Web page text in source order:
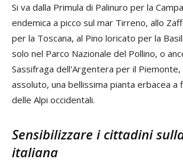
Si va dalla Primula di Palinuro per la
endemica a picco sul mar Tirreno, allo
per la Toscana, al Pino loricato per la
solo nel Parco Nazionale del Pollino, o
Sassifraga dell'Argentera per il Piemonte,
assoluto, una bellissima pianta erbacea a
delle Alpi occidentali.
Sensibilizzare i cittadini
italiana